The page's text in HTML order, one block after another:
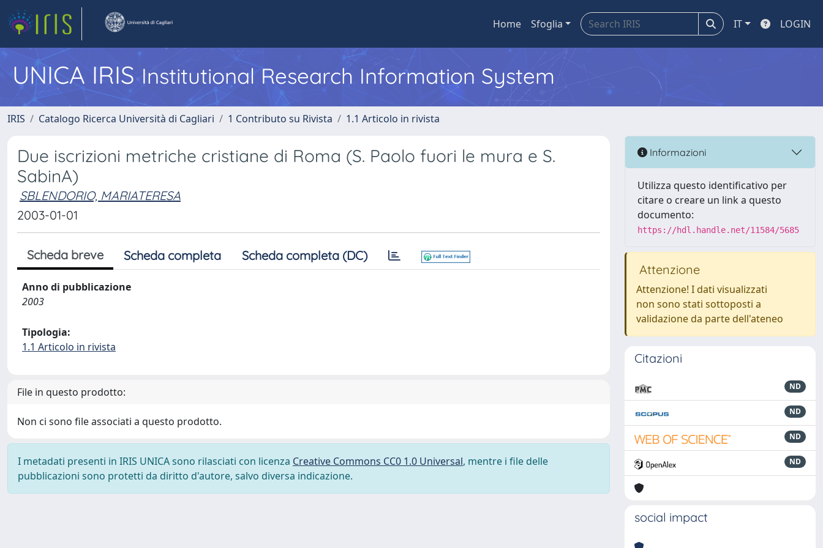
Home Sfoglia IT LOGIN
UNICA IRISInstitutional Research Information System
IRIS Catalogo Ricerca Università di Cagliari 1 Contributo su Rivista 1.1 Articolo in rivista
Due iscrizioni metriche cristiane di Roma (S. Paolo fuori le mura e S.
SabinA)
SBLENDORIO, MARIATERESA
2003-01-01
Scheda breve Scheda completa Scheda completa (DC)
Anno di pubblicazione
2003
Tipologia:
1.1 Articolo in rivista
File in questo prodotto:
Non ci sono file associati a questo prodotto.
I metadati presenti in IRIS UNICA sono rilasciati con licenza Creative Commons CC0 1.0 Universal, mentre i file delle
pubblicazioni sono protetti da diritto d'autore, salvo diversa indicazione.
Informazioni
Utilizza questo identificativo per
citare o creare un link a questo
documento:
https://hdl.handle.net/11584/5685
Attenzione
Attenzione! I dati visualizzati
non sono stati sottoposti a
validazione da parte dell'ateneo
Citazioni
ND
ND
ND
ND
social impact